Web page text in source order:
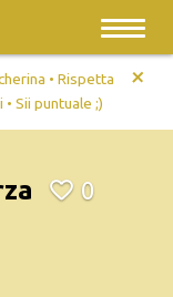
• Rispetta
Sii puntuale ;)
+
0